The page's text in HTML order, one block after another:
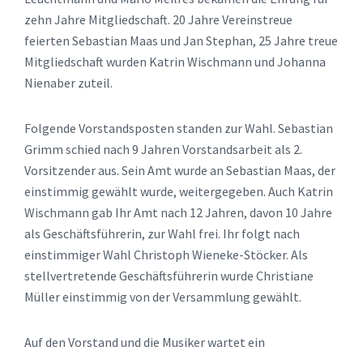
zehn Jahre Mitgliedschaft. 20 Jahre Vereinstreue
feierten Sebastian Maas und Jan Stephan, 25 Jahre treue
Mitgliedschaft wurden Katrin Wischmann und Johanna
Nienaber zuteil.
Folgende Vorstandsposten standen zur Wahl. Sebastian
Grimm schied nach 9 Jahren Vorstandsarbeit als 2.
Vorsitzender aus. Sein Amt wurde an Sebastian Maas, der
einstimmig gewählt wurde, weitergegeben. Auch Katrin
Wischmann gab Ihr Amt nach 12 Jahren, davon 10 Jahre
als Geschäftsführerin, zur Wahl frei. Ihr folgt nach
einstimmiger Wahl Christoph Wieneke-Stöcker. Als
stellvertretende Geschäftsführerin wurde Christiane
Müller einstimmig von der Versammlung gewählt.
Auf den Vorstand und die Musiker wartet ein